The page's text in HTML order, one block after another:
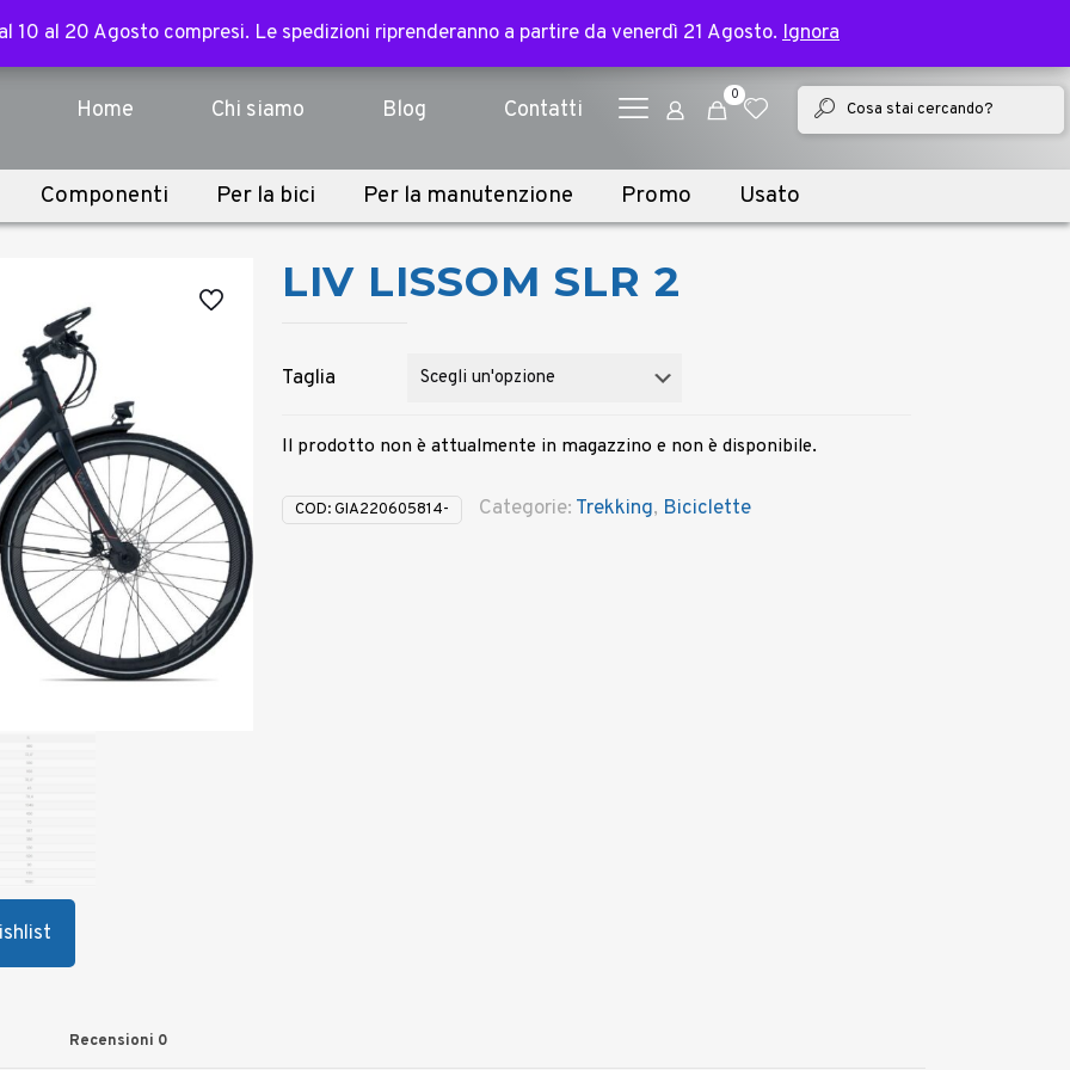
abbigliamento, componenti e sopra i 3.000€ per tutte le bike | Spedizione in 2 giorni lavorativi
Home Chi siamo Blog Contatti
0
Componenti Per la bici Per la manutenzione Promo Usato
LIV LISSOM SLR 2
Taglia
Il prodotto non è attualmente in magazzino e non è disponibile.
COD:GIA220605814- Categorie: Trekking, Biciclette
Recensioni 0
10 al 20 Agosto compresi. Le spedizioni riprenderanno a partire da venerdì 21 Agosto. Ignora
10 al 20 Agosto compresi. Le spedizioni riprenderanno a partire da venerdì 21 Agosto. Ignora